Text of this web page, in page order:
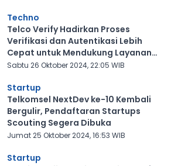
Techno
Telco Verify Hadirkan Proses
Verifikasi dan Autentikasi Lebih
Cepat untuk Mendukung Layanan
Bisnis
Sabtu 26 Oktober 2024, 22:05 WIB
Startup
Telkomsel NextDev ke-10 Kembali
Bergulir, Pendaftaran Startups
Scouting Segera Dibuka
Jumat 25 Oktober 2024, 16:53 WIB
Startup